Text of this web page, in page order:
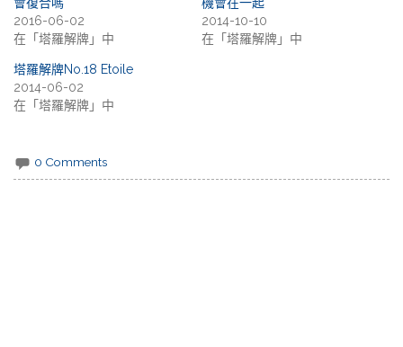
2016-06-02
在「塔羅解牌」中
2014-10-10
在「塔羅解牌」中
塔羅解牌No.18 Etoile
2014-06-02
在「塔羅解牌」中
0 Comments